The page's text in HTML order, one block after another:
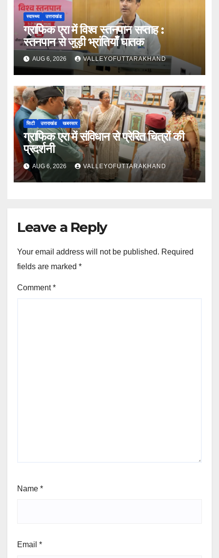
स्वास्थ्य उत्तराखंड
ग्राफिक एरा में विश्व स्तनपान सप्ताह :
स्तनपान से जुड़ी भ्रांतियाँ घातक
AUG 6, 2026 VALLEYOFUTTARAKHAND
सिटी उत्तराखंड खबरसार
ग्राफिक एरा में संविधान से प्रेरित चित्रों की
प्रदर्शनी
AUG 6, 2026 VALLEYOFUTTARAKHAND
Leave a Reply
Your email address will not be published. Required
fields are marked *
Comment*
Name *
Email *